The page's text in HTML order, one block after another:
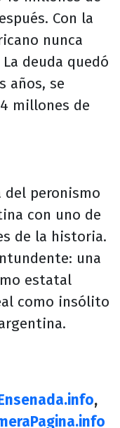
Con la
nunca
deuda quedó
años, se
millones de
del peronismo
con uno de
de la historia.
una
estatal
como insólito
,